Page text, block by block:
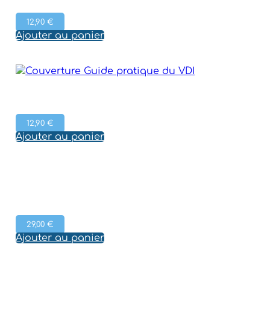
12,90€
Ajouter au panier
12,90€
Ajouter au panier
29,00€
Ajouter au panier